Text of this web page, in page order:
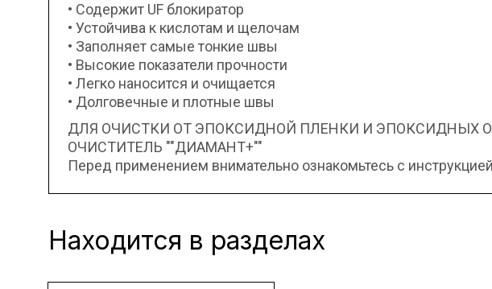
• Содержит UF блокиратор
• Устойчива к кислотам и щелочам
• Заполняет самые тонкие швы
• Высокие показатели прочности
• Легко наносится и очищается
• Долговечные и плотные швы
ДЛЯ ОЧИСТКИ ОТ ЭПОКСИДНОЙ ПЛЕНКИ И ЭПОКСИДНЫХ
ОЧИСТИТЕЛЬ ""ДИАМАНТ+""
Перед применением внимательно ознакомьтесь с
Находится в разделах